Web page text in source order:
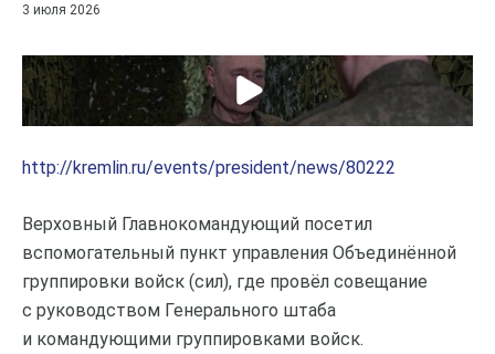
3 июля 2026
http://kremlin.ru/events/president/news/80222
Верховный Главнокомандующий посетил
вспомогательный пункт управления Объединённой
группировки войск (сил), где провёл совещание
с руководством Генерального штаба
и командующими группировками войск.